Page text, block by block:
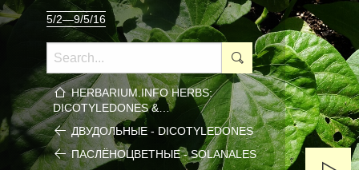
5/2—9/5/16
HERBARIUM.INFO HERBS:
DICOTYLEDONES &…
ДВУДОЛЬНЫЕ - DICOTYLEDONES
ПАСЛЁНОЦВЕТНЫЕ - SOLANALES